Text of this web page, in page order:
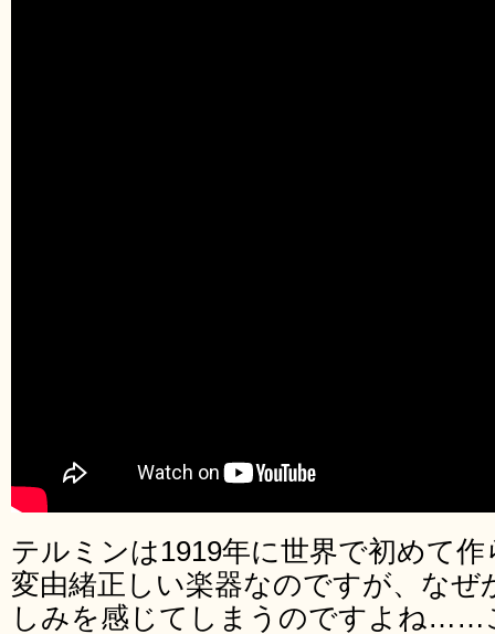
テルミンは1919年に世界で初めて
変由緒正しい楽器なのですが、なぜ
しみを感じてしまうのですよね……